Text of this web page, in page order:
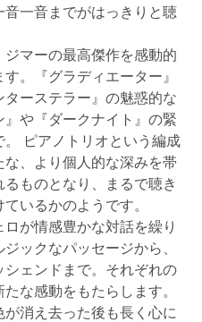
一音までがはっきりと聴
マーの最高傑作を感動的
。『グラディエーター』
ーステラー』の魅惑的な
や『ダークナイト』の緊
ピアノトリオという編成
、より個人的な深みを帯
ものとなり、まるで聴き
いるかのようです。
が情感豊かな対話を繰り
ックなパッセージから、
ェンドまで。それぞれの
な感動をもたらします。
消え去った後も長く心に